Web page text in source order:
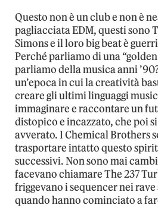
Questo non è un club e non è
pagliacciata EDM, questi sono
Simons e il loro big beat è
Perché parliamo di una
parliamo della musica anni
un’epoca in cui la creatività
creare gli ultimi linguaggi
immaginare e raccontare un
distopico e incazzato, che poi
avverato. I Chemical Brothers
trasportare intatto questo
successivi. Non sono mai
facevano chiamare The 237
friggevano i sequencer nei rave
quando hanno cominciato a